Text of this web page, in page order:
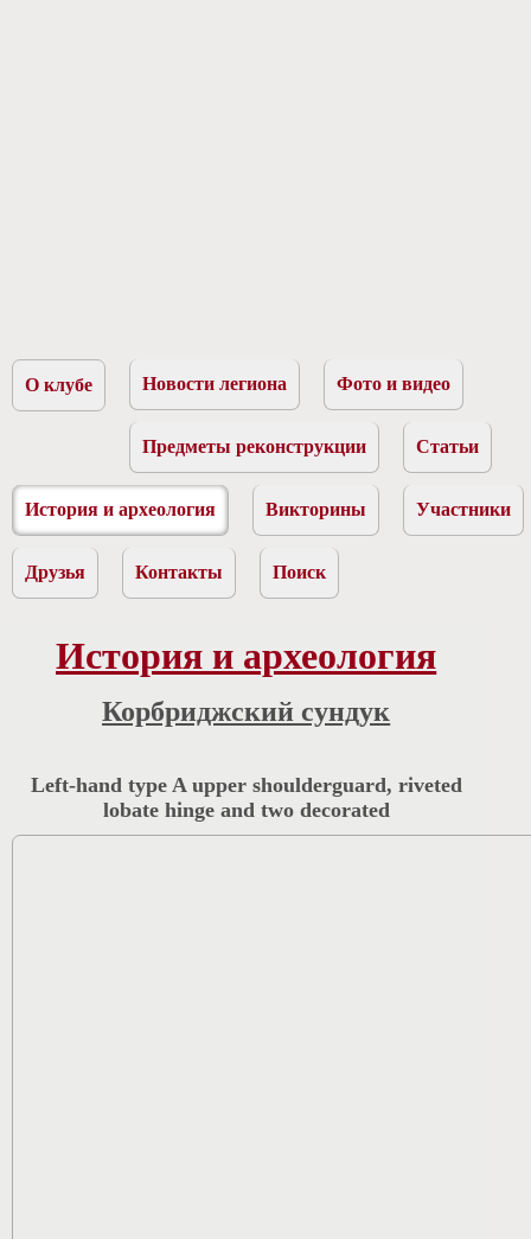
О клубе Новости легиона Фото и видео
Предметы реконструкции Статьи
История и археология Викторины Участники
Друзья Контакты Поиск
История и археология
Корбриджский сундук
Left-hand type A upper shoulderguard, riveted
lobate hinge and two decorated